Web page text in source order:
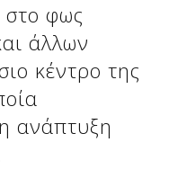
στο φως
άλλων
κέντρο της
ανάπτυξη